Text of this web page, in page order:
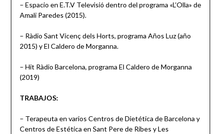
– Espacio en E.T.V Televisió dentro del programa «L’Olla» de
Amali Paredes (2015).
– Ràdio Sant Vicenç dels Horts, programa Años Luz (año
2015) y El Caldero de Morganna.
– Hit Ràdio Barcelona, programa El Caldero de Morganna
(2019)
TRABAJOS:
– Terapeuta en varios Centros de Dietética de Barcelona y
Centros de Estética en Sant Pere de Ribes y Les